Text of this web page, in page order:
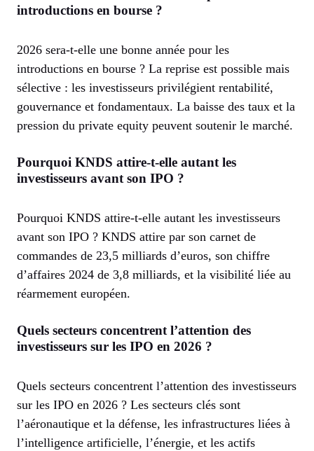
introductions en bourse ?
2026 sera-t-elle une bonne année pour les
introductions en bourse ? La reprise est possible mais
sélective : les investisseurs privilégient rentabilité,
gouvernance et fondamentaux. La baisse des taux et la
pression du private equity peuvent soutenir le marché.
Pourquoi KNDS attire-t-elle autant les
investisseurs avant son IPO ?
Pourquoi KNDS attire-t-elle autant les investisseurs
avant son IPO ? KNDS attire par son carnet de
commandes de 23,5 milliards d’euros, son chiffre
d’affaires 2024 de 3,8 milliards, et la visibilité liée au
réarmement européen.
Quels secteurs concentrent l’attention des
investisseurs sur les IPO en 2026 ?
Quels secteurs concentrent l’attention des investisseurs
sur les IPO en 2026 ? Les secteurs clés sont
l’aéronautique et la défense, les infrastructures liées à
l’intelligence artificielle, l’énergie, et les actifs